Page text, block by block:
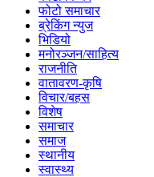
फोटो समाचार
ब्रेकिंग न्युज
भिडियो
मनोरञ्जन/साहित्य
राजनीति
वातावरण-कृषि
विचार/बहस
विशेष
समाचार
समाज
स्थानीय
स्वास्थ्य